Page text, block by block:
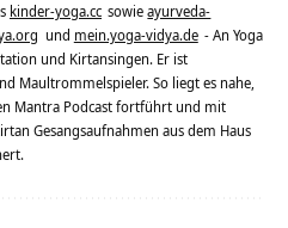
kinder-yoga.cc sowieayurveda-
und mein.yoga-vidya.de - An Yoga
und Kirtansingen. Er ist
Maultrommelspieler. So liegt es nahe,
Mantra Podcast fortführt und mit
Gesangsaufnahmen aus dem Haus